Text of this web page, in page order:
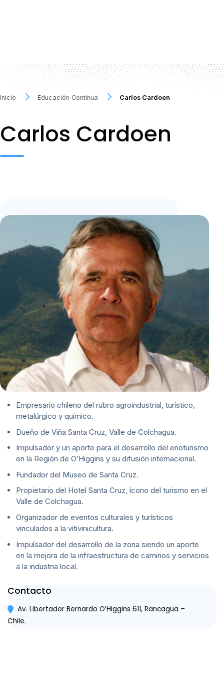
Inicio Educación Continua Carlos Cardoen
Carlos Cardoen
Empresario chileno del rubro agroindustrial, turístico,
metalúrgico y químico.
Dueño de Viña Santa Cruz, Valle de Colchagua.
Impulsador y un aporte para el desarrollo del enoturismo
en la Región de O’Higgins y su difusión internacional.
Fundador del Museo de Santa Cruz.
Propietario del Hotel Santa Cruz, ícono del turismo en el
Valle de Colchagua.
Organizador de eventos culturales y turísticos
vinculados a la vitivinicultura.
Impulsador del desarrollo de la zona siendo un aporte
en la mejora de la infraestructura de caminos y servicios
a la industria local.
Contacto
Av. Libertador Bernardo O’Higgins 611, Rancagua –
Chile.